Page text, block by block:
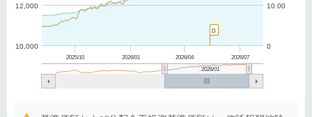
D
2026/01 2026/07
2025/10
2026/04
2026/01
10,000
12,000
0
10.00